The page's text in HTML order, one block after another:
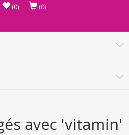
(0) (0)
avec 'vitamin'